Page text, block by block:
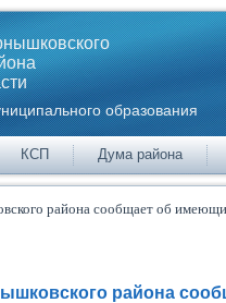
образования
КСП Дума района
района сообщает об
района